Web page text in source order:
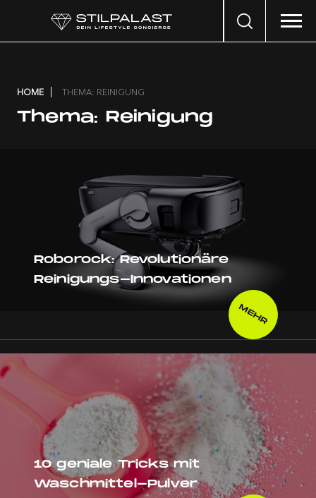
Search
HOME THEMA: REINIGUNG
Thema: Reinigung
Roborock: Revolutionäre
Reinigungs-Innovationen
MEHR
10 geniale Tricks mit
Waschmittel-Pulver